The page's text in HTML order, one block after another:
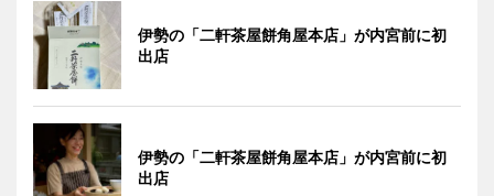
伊勢の「二軒茶屋餅角屋本店」が内宮前に初
出店
伊勢の「二軒茶屋餅角屋本店」が内宮前に初
出店